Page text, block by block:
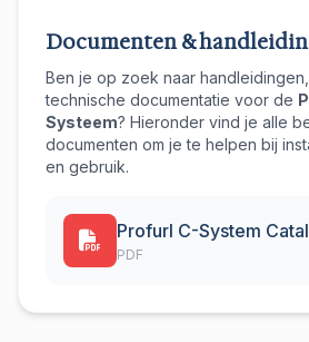
Documenten &
Ben je op zoek naar
technische documentatie voor de
Systeem? Hieronder vind je alle
documenten om je te helpen bij
en gebruik.
Profurl C-System
PDF